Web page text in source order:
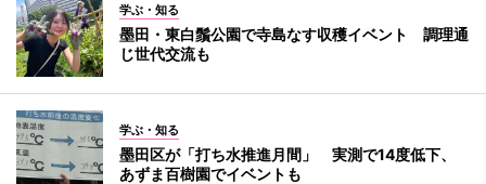
学ぶ・知る
墨田・東白鬚公園で寺島なす収穫イベント 調理通
じ世代交流も
学ぶ・知る
墨田区が「打ち水推進月間」 実測で14度低下、
あずま百樹園でイベントも